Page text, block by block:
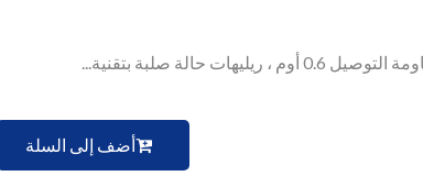
أضف إلى السلة